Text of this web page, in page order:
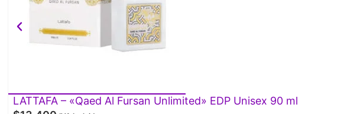
LATTAFA – «Qaed Al Fursan Unlimited» EDP Unisex 90 ml